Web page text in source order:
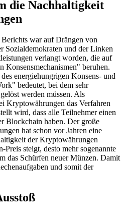
die Nachhaltigkeit
war auf Drängen von
Sozialdemokraten und der Linken
verlangt worden, die auf
Konsensmechanismen" beruhen.
energiehungrigen Konsens- und
bedeutet, bei dem sehr
werden müssen. Als
Kryptowährungen das Verfahren
wird, dass alle Teilnehmer einen
Blockchain haben. Der große
hat schon vor Jahren eine
der Kryptowährungen
Preis steigt, desto mehr sogenannte
das Schürfen neuer Münzen. Damit
und somit der